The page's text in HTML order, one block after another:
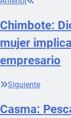
Chimbote:
mujer
empresario
Siguiente
Casma: